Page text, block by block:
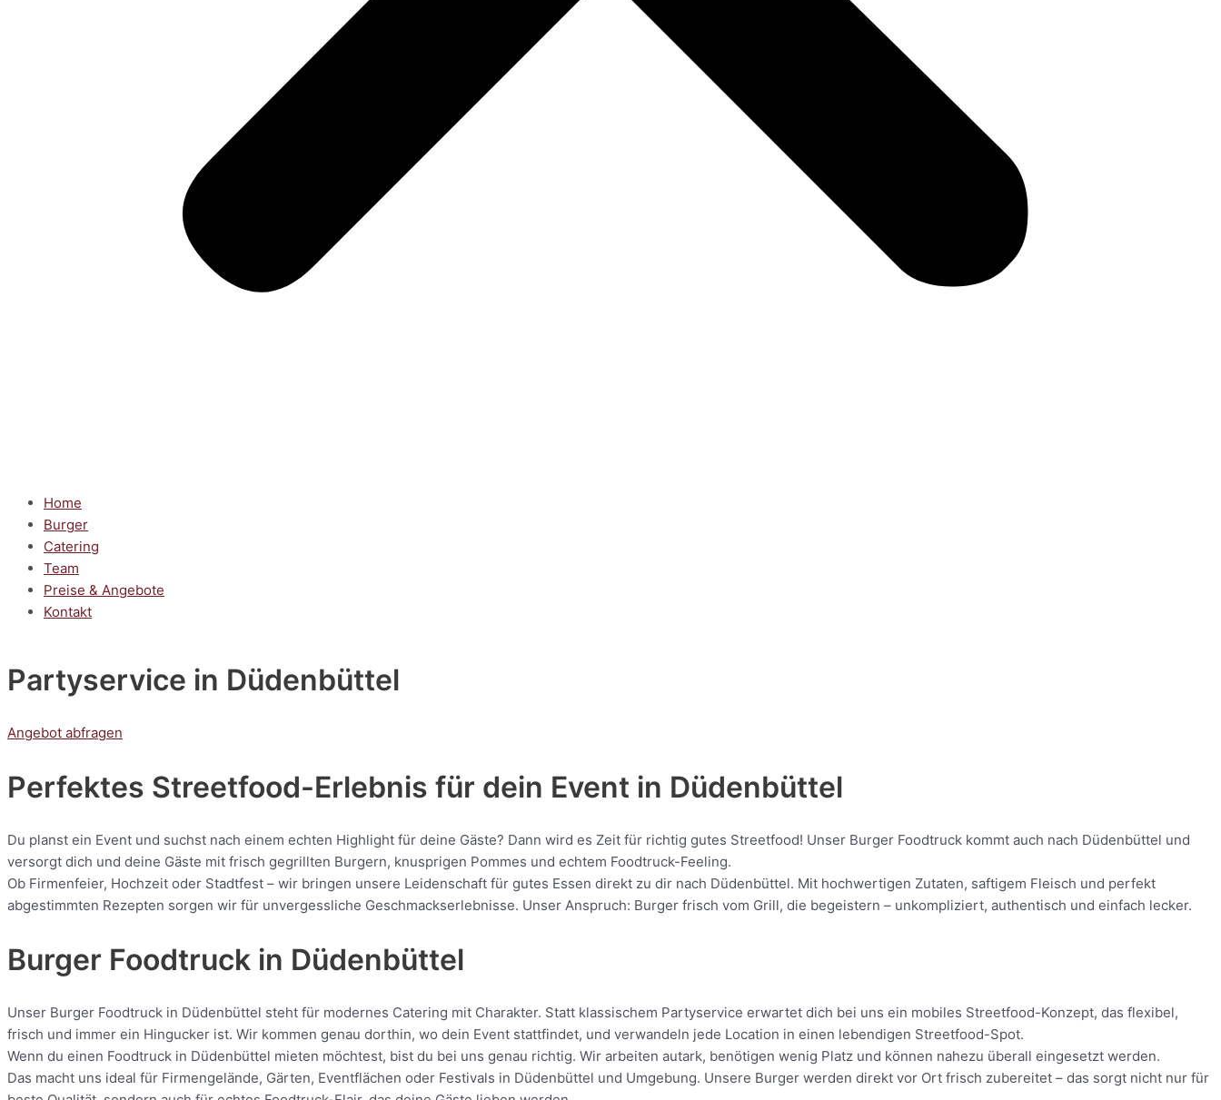
Home
Burger
Catering
Team
Preise & Angebote
Kontakt
Partyservice in Düdenbüttel
Angebot abfragen
Perfektes Streetfood-Erlebnis für dein Event in Düdenbüttel
Du planst ein Event und suchst nach einem echten Highlight für deine Gäste? Dann wird es Zeit für richtig gutes Streetfood! Unser Burger Foodtruck kommt auch nach Düdenbüttel und
versorgt dich und deine Gäste mit frisch gegrillten Burgern, knusprigen Pommes und echtem Foodtruck-Feeling.
Ob Firmenfeier, Hochzeit oder Stadtfest – wir bringen unsere Leidenschaft für gutes Essen direkt zu dir nach Düdenbüttel. Mit hochwertigen Zutaten, saftigem Fleisch und perfekt
abgestimmten Rezepten sorgen wir für unvergessliche Geschmackserlebnisse. Unser Anspruch: Burger frisch vom Grill, die begeistern – unkompliziert, authentisch und einfach lecker.
Burger Foodtruck in Düdenbüttel
Unser Burger Foodtruck in Düdenbüttel steht für modernes Catering mit Charakter. Statt klassischem Partyservice erwartet dich bei uns ein mobiles Streetfood-Konzept, das flexibel,
frisch und immer ein Hingucker ist. Wir kommen genau dorthin, wo dein Event stattfindet, und verwandeln jede Location in einen lebendigen Streetfood-Spot.
Wenn du einen Foodtruck in Düdenbüttel mieten möchtest, bist du bei uns genau richtig. Wir arbeiten autark, benötigen wenig Platz und können nahezu überall eingesetzt werden.
Das macht uns ideal für Firmengelände, Gärten, Eventflächen oder Festivals in Düdenbüttel und Umgebung. Unsere Burger werden direkt vor Ort frisch zubereitet – das sorgt nicht nur für